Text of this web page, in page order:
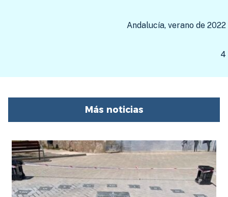
Andalucía, verano de 2022
4
Más noticias